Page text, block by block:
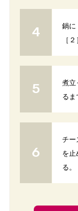
鍋に
［
煮立
るま
チー
を止
る。